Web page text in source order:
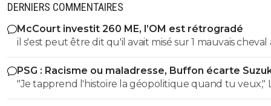
DERNIERS COMMENTAIRES
McCourt investit 260 ME, l’OM est rétrogradé
il s'est peut être dit qu'il avait misé sur 1 mauvais cheval
u coup
PSG : Racisme ou maladresse, Buffon écarte
"Je tapprend l'histoire la géopolitique quand tu veux," LOL
LOL LOL tu peux meme pas apprendre à un collégien